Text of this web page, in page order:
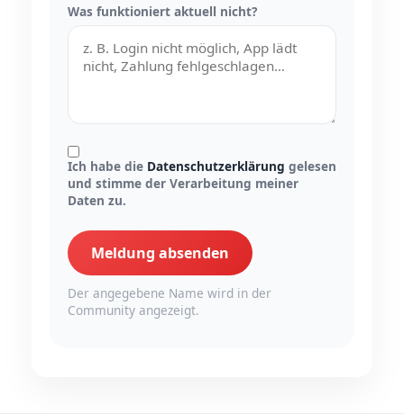
Was funktioniert aktuell nicht?
Ich habe die Datenschutzerklärung gelesen
und stimme der Verarbeitung meiner
Daten zu.
Meldung absenden
Der angegebene Name wird in der
Community angezeigt.